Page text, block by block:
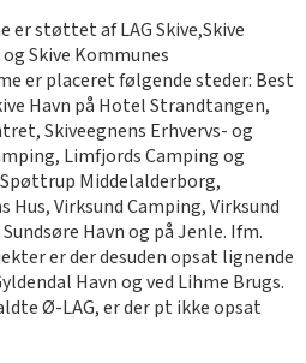
er støttet af LAG Skive,Skive
Skive Kommunes
er placeret følgende steder: Best
Havn på Hotel Strandtangen,
Skiveegnens Erhvervs- og
Limfjords Camping og
Middelalderborg,
Hus, Virksund Camping, Virksund
Havn og på Jenle. Ifm.
er der desuden opsat lignende
Havn og ved Lihme Brugs.
Ø-LAG, er der pt ikke opsat